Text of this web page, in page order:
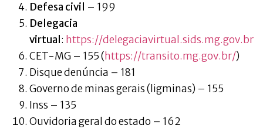
Defesa civil – 199
Delegacia
virtual : https://delegaciavirtual.sids.mg.gov.br
CET-MG – 155 (https://transito.mg.gov.br/)
Disque denúncia – 181
Governo de minas gerais (ligminas) – 155
Inss – 135
Ouvidoria geral do estado – 162